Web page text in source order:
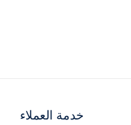
خدمة العملاء